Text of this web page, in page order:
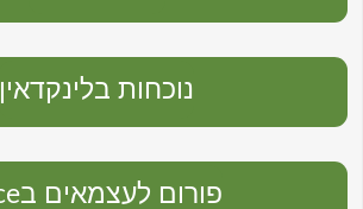
נוכחות בלינקדאין
פורום לעצמאים בface